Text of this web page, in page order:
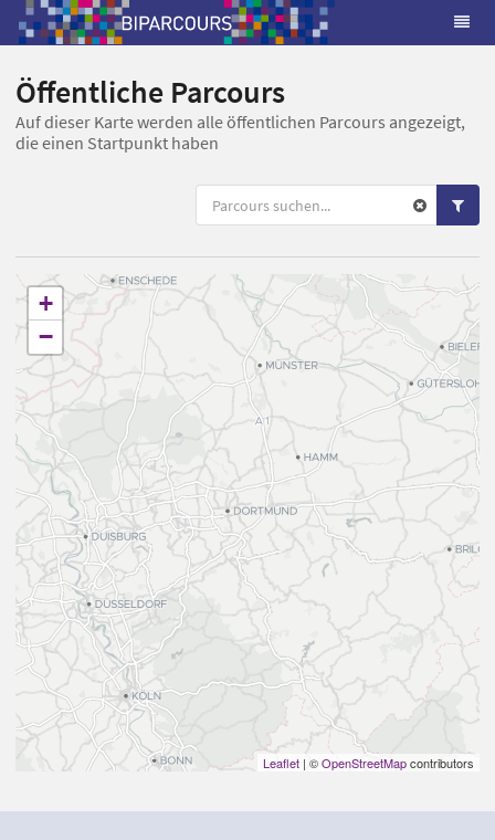
Öffentliche Parcours
Auf dieser Karte werden alle öffentlichen Parcours angezeigt,
die einen Startpunkt haben
+
−
Leaflet | ©OpenStreetMapcontributors